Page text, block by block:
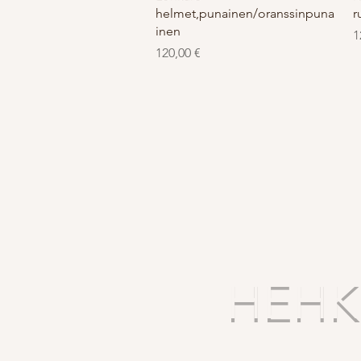
helmet,punainen/oranssinpuna
inen
Kaina
120,00 €